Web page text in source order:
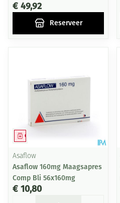
€ 49,92
Reserveer
Geneesmiddel
Asaflow
Asaflow 160mg Maagsapres
Comp Bli 56x160mg
€ 10,80